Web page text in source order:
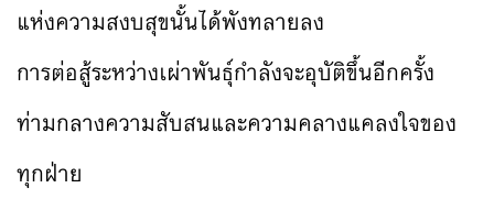
แห่งความสงบสุขนั้นได้พังทลายลง
การต่อสู้ระหว่างเผ่าพันธุ์กำลังจะอุบัติขึ้นอีกครั้ง
ท่ามกลางความสับสนและความคลางแคลงใจของ
ทุกฝ่าย